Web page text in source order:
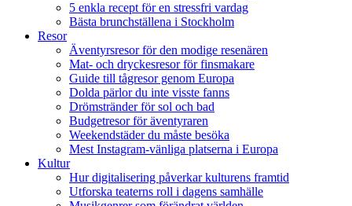
5 enkla recept för en stressfri vardag
Bästa brunchställena i Stockholm
Resor
Äventyrsresor för den modige resenären
Mat- och dryckesresor för finsmakare
Guide till tågresor genom Europa
Dolda pärlor du inte visste fanns
Drömstränder för sol och bad
Budgetresor för äventyraren
Weekendstäder du måste besöka
Mest Instagram-vänliga platserna i Europa
Kultur
Hur digitalisering påverkar kulturens framtid
Utforska teaterns roll i dagens samhälle